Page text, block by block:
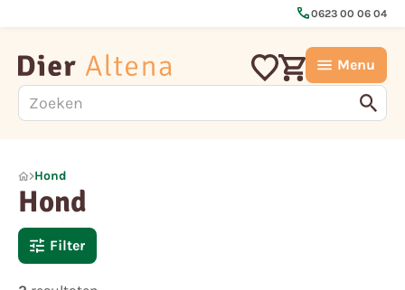
call0623 00 06 04
Menu
Hond
Hond
Filter